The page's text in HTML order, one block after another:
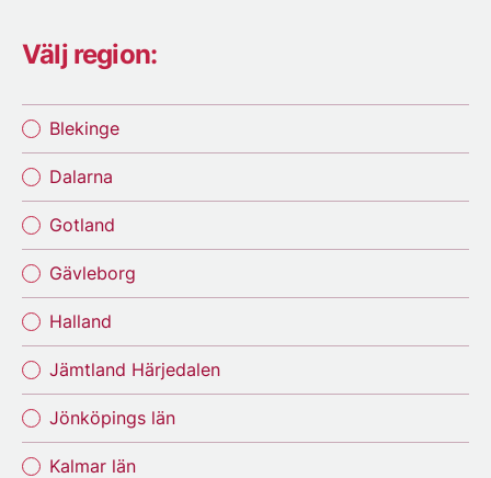
Välj region:
Blekinge
Dalarna
Gotland
Gävleborg
Halland
Jämtland Härjedalen
Jönköpings län
Kalmar län